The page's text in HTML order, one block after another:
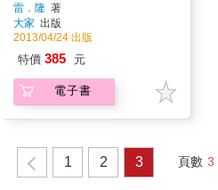
雷．隆 著
大家 出版
2013/04/24 出版
特價 385 元
電子書
1 2 3 頁數 3